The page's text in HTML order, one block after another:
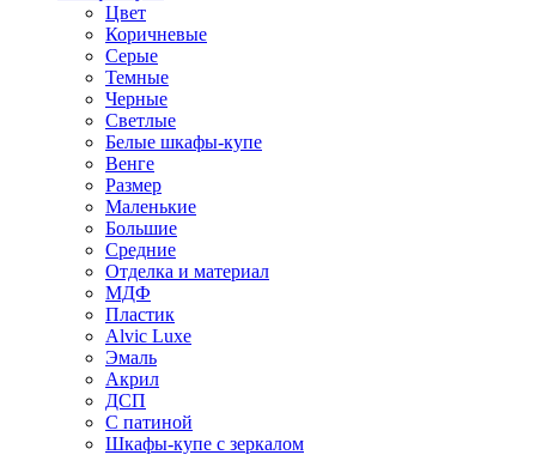
Цвет
Коричневые
Серые
Темные
Черные
Светлые
Белые шкафы-купе
Венге
Размер
Маленькие
Большие
Средние
Отделка и материал
МДФ
Пластик
Alvic Luxe
Эмаль
Акрил
ДСП
С патиной
Шкафы-купе с зеркалом